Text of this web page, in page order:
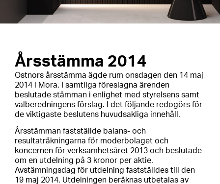
Årsstämma 2014
Ostnors årsstämma ägde rum onsdagen den 14 maj
2014 i Mora. I samtliga föreslagna ärenden
beslutade stämman i enlighet med styrelsens samt
valberedningens förslag. I det följande redogörs för
de viktigaste beslutens huvudsakliga innehåll.
Årsstämman fastställde balans- och
resultaträkningarna för moderbolaget och
koncernen för verksamhetsåret 2013 och beslutade
om en utdelning på 3 kronor per aktie.
Avstämningsdag för utdelning fastställdes till den
19 maj 2014. Utdelningen beräknas utbetalas av